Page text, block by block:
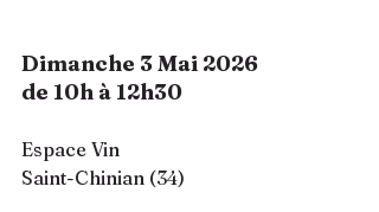
Dimanche 3 Mai 2026
de 10h à 12h30
Espace Vin
Saint-Chinian (34)